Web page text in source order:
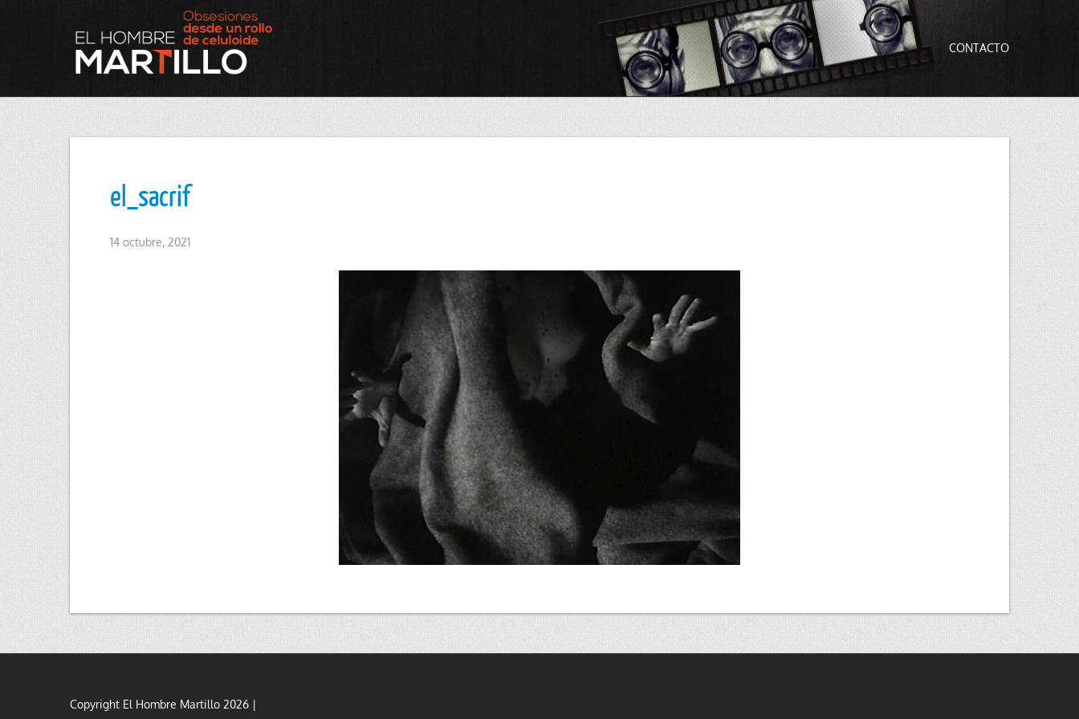
CONTACTO
el_sacrif
14 octubre, 2021
Copyright El Hombre Martillo 2026 |